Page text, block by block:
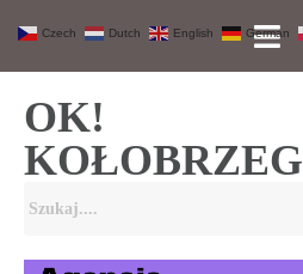
OK!
KOŁOBRZEG
Czech Dutch English German